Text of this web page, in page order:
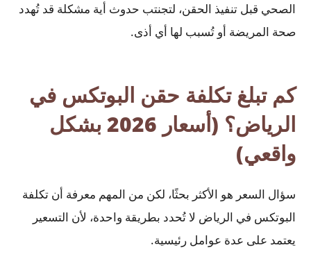
الصحي قبل تنفيذ الحقن، لتجنتب حدوث أية مشكلة قد تُهدد
صحة المريضة أو تُسبب لها أي أذى.
كم تبلغ تكلفة حقن البوتكس في
الرياض؟ (أسعار 2026 بشكل
واقعي)
سؤال السعر هو الأكثر بحثًا، لكن من المهم معرفة أن تكلفة
البوتكس في الرياض لا تُحدد بطريقة واحدة، لأن التسعير
يعتمد على عدة عوامل رئيسية.